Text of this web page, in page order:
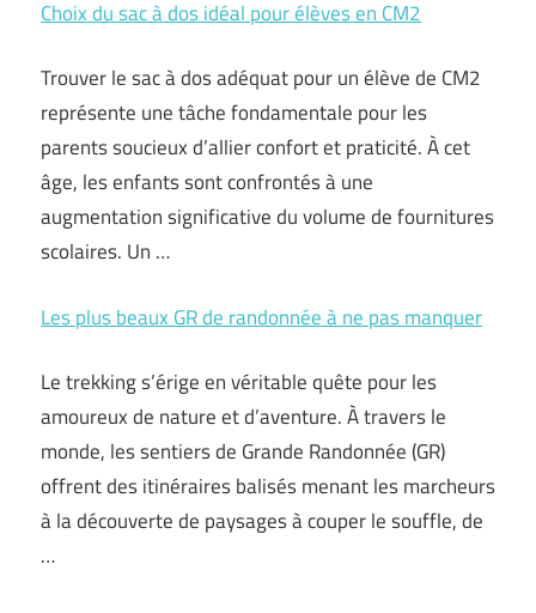
Choix du sac à dos idéal pour élèves en CM2
Trouver le sac à dos adéquat pour un élève de CM2
représente une tâche fondamentale pour les
parents soucieux d’allier confort et praticité. À cet
âge, les enfants sont confrontés à une
augmentation significative du volume de fournitures
scolaires. Un …
Les plus beaux GR de randonnée à ne pas manquer
Le trekking s’érige en véritable quête pour les
amoureux de nature et d’aventure. À travers le
monde, les sentiers de Grande Randonnée (GR)
offrent des itinéraires balisés menant les marcheurs
à la découverte de paysages à couper le souffle, de
…